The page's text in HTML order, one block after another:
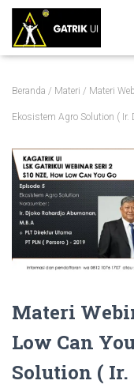
Beranda / Materi / Materi
Ekosistem Agro Solution ( Ir.
Materi
Low Can
Solution ( Ir.